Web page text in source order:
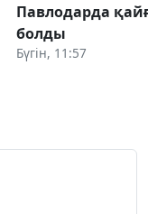
Павлодарда
болды
Бүгін, 11:57